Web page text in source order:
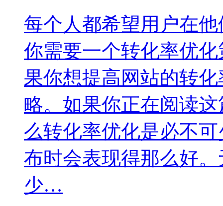
每个人都希望用户在
你需要一个转化率优
果你想提高网站的转
略。如果你正在阅读
么转化率优化是必不
布时会表现得那么好
少…